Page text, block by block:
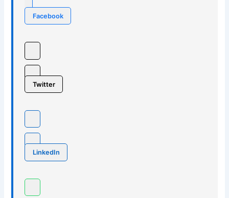
Facebook
Twitter
LinkedIn